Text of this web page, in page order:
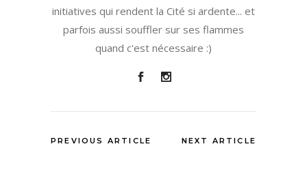
initiatives qui rendent la Cité si ardente... et
parfois aussi souffler sur ses flammes
quand c'est nécessaire :)
PREVIOUS ARTICLE NEXT ARTICLE